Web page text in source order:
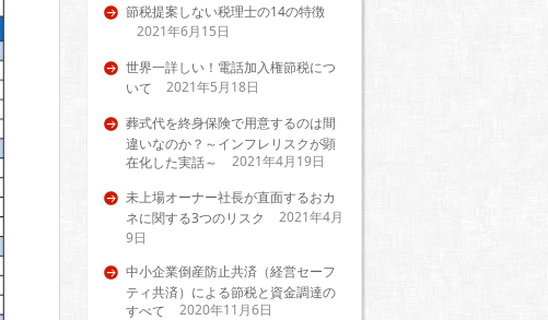
節税提案しない税理士の14の特徴
2021年6月15日
世界一詳しい！電話加入権節税につ
いて
2021年5月18日
葬式代を終身保険で用意するのは間
違いなのか？～インフレリスクが顕
在化した実話～
2021年4月19日
未上場オーナー社長が直面するおカ
ネに関する3つのリスク 2021年4月
9日
中小企業倒産防止共済（経営セーフ
ティ共済）による節税と資金調達の
すべて
2020年11月6日